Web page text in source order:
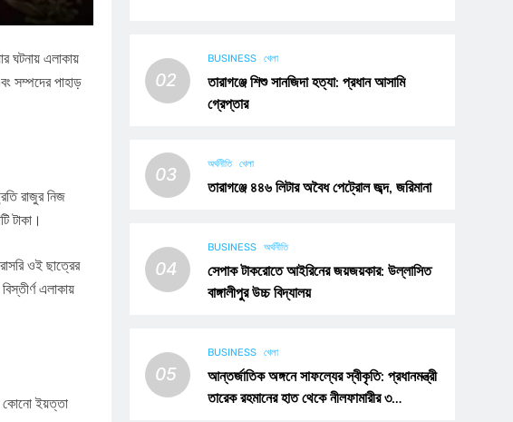
ঘটনায় এলাকায়
সম্পদের পাহাড়
রাজুর নিজ
টাকা।
ওই ছাত্রের
এলাকায়
কোনো ইয়ত্তা
02
BUSINESS খেলা
তারাগঞ্জে শিশু সানজিদা হত্যা: প্রধান আসামি
গ্রেপ্তার
03 অর্থনীতি খেলা
তারাগঞ্জে ৪৪৬ লিটার অবৈধ পেট্রোল জব্দ, জরিমানা
04
BUSINESS অর্থনীতি
সেপাক টাকরোতে আইরিনের জয়জয়কার: উল্লাসিত
বাঙ্গালীপুর উচ্চ বিদ্যালয়
05
BUSINESS খেলা
আন্তর্জাতিক অঙ্গনে সাফল্যের স্বীকৃতি: প্রধানমন্ত্রী
তারেক রহমানের হাত থেকে নীলফামারীর ৩